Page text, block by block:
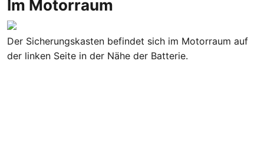
Im Motorraum
Der Sicherungskasten befindet sich im Motorraum auf
der linken Seite in der Nähe der Batterie.